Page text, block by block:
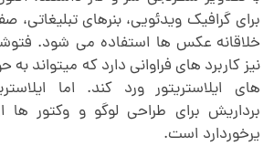
ر
ی
برای گرافیک ویدئویی، بنرهای
خلاقانه عکس ها استفاده می شود.
نیز کاربرد های فراوانی دارد که میتواند به
های ایلاستریتور ورد کند. اما
برداریش برای طراحی لوگو و وکتور ها
یرخوردارد است.